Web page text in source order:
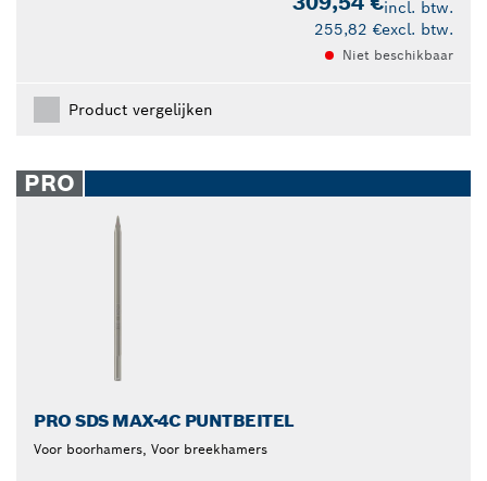
incl. btw.
255,82 €excl. btw.
Niet beschikbaar
Product vergelijken
PRO
PRO SDS MAX-4C PUNTBEITEL
Voor boorhamers, Voor breekhamers